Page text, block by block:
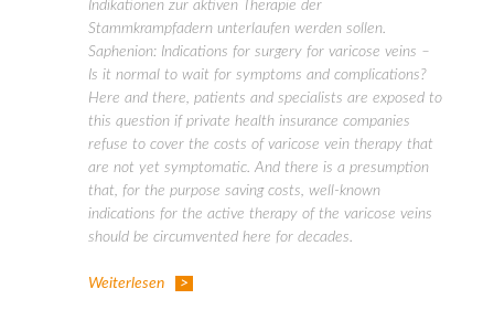
Indikationen zur aktiven Therapie der
Stammkrampfadern unterlaufen werden sollen.
Saphenion: Indications for surgery for varicose veins –
Is it normal to wait for symptoms and complications?
Here and there, patients and specialists are exposed to
this question if private health insurance companies
refuse to cover the costs of varicose vein therapy that
are not yet symptomatic. And there is a presumption
that, for the purpose saving costs, well-known
indications for the active therapy of the varicose veins
should be circumvented here for decades.
Weiterlesen